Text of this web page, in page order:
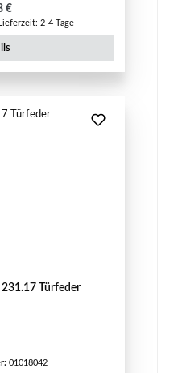
Preis:
€
2-4 Tage
Türfeder
01018042